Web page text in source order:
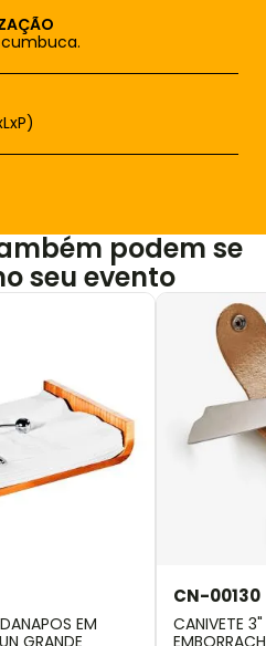
podem se
seu evento
EM
GRANDE
CN-00130
CANIVETE